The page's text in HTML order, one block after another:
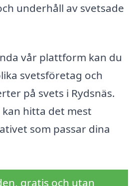
underhåll av svetsade
vår plattform kan du
svetsföretag och
på svets i Rydsnäs.
hitta det mest
som passar dina
gratis och utan